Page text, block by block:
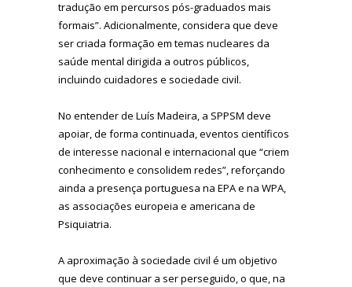
tradução em percursos pós-graduados mais
formais”. Adicionalmente, considera que deve
ser criada formação em temas nucleares da
saúde mental dirigida a outros públicos,
incluindo cuidadores e sociedade civil.
No entender de Luís Madeira, a SPPSM deve
apoiar, de forma continuada, eventos científicos
de interesse nacional e internacional que “criem
conhecimento e consolidem redes”, reforçando
ainda a presença portuguesa na EPA e na WPA,
as associações europeia e americana de
Psiquiatria.
A aproximação à sociedade civil é um objetivo
que deve continuar a ser perseguido, o que, na